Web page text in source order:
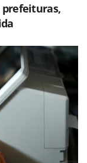
prefeituras,